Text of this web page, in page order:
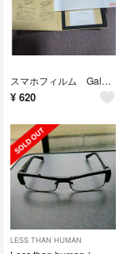
スマホフィルム Galaxy s22 sc-51c
¥ 620
LESS THAN HUMAN